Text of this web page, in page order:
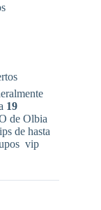
19
de Olbia
de hasta
vip